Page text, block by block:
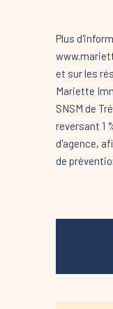
Plus
et sur les
Mariette
SNSM de
reversant 1
d'agence,
de